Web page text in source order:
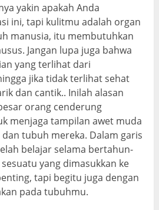
yakin apakah Anda
ini, tapi kulitmu adalah organ
manusia, itu membutuhkan
Jangan lupa juga bahwa
yang terlihat dari
jika tidak terlihat sehat
dan cantik.. Inilah alasan
orang cenderung
menjaga tampilan awet muda
tubuh mereka. Dalam garis
belajar selama bertahun-
yang dimasukkan ke
tapi begitu juga dengan
pada tubuhmu.